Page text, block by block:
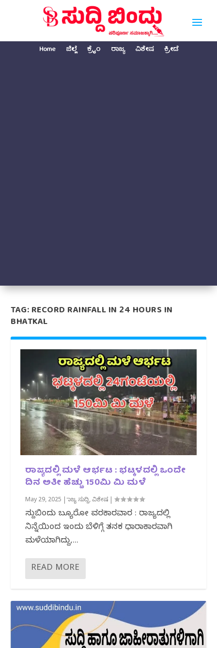
Home ಜಿಲ್ಲೆ ಕ್ರೈಂ ರಾಜ್ಯ ವಿಶೇಷ ಕ್ರೀಡೆ
TAG:RECORD RAINFALL IN 24 HOURS IN
BHATKAL
ರಾಜ್ಯದಲ್ಲಿ ಮಳೆ ಆರ್ಭಟ : ಭಟ್ಕಳದಲ್ಲಿ ಒಂದೇ
ದಿನ ಅತೀ ಹೆಚ್ಚು 150ಮಿ ಮಿ ಮಳೆ
May 29, 2025 |ರಾಜ್ಯ ಸುದ್ದಿ,ವಿಶೇಷ |
ಸುದ್ದಿಬಿಂದು ಬ್ಯೂರೋ ವರದಿಕಾರವಾರ : ರಾಜ್ಯದಲ್ಲಿ
ನಿನ್ನೆಯಿಂದ ಇಂದು ಬೆಳಿಗ್ಗೆ ತನಕ ಧಾರಾಕಾರವಾಗಿ
ಮಳೆಯಾಗಿದ್ದು,...
READ MORE